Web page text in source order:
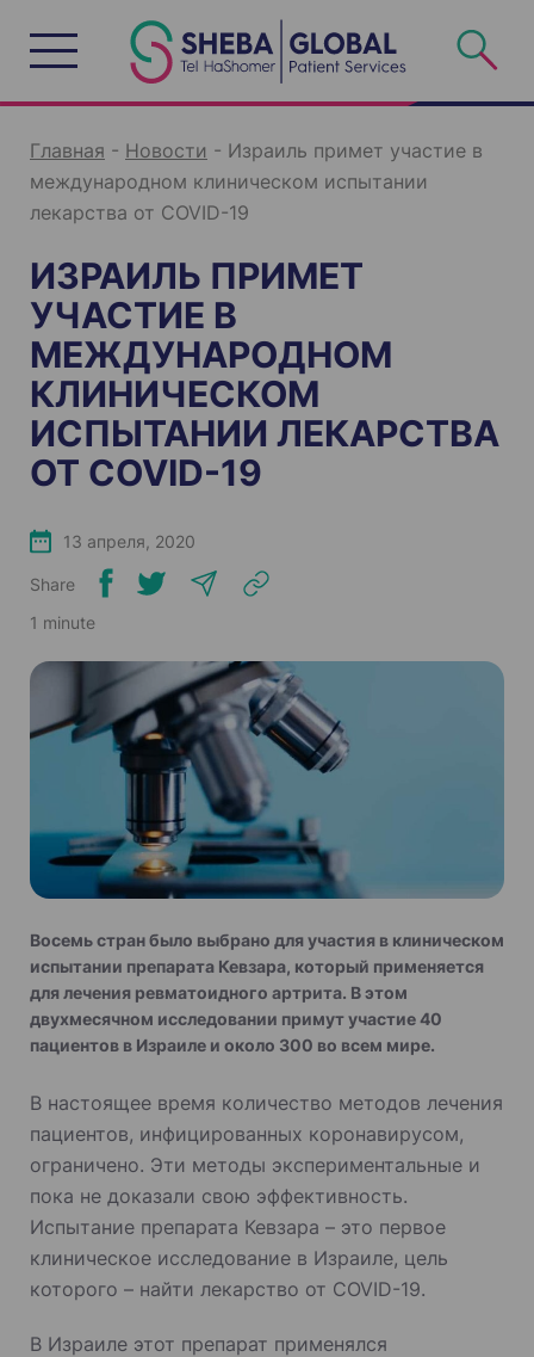
c
Главная - Новости - Израиль примет участие в
международном клиническом испытании
лекарства от COVID-19
ИЗРАИЛЬ ПРИМЕТ
УЧАСТИЕ В
МЕЖДУНАРОДНОМ
КЛИНИЧЕСКОМ
ИСПЫТАНИИ ЛЕКАРСТВА
ОТ COVID-19
13 апреля, 2020
Share
1 minute
Восемь стран было выбрано для участия в клиническом
испытании препарата Кевзара, который применяется
для лечения ревматоидного артрита. В этом
двухмесячном исследовании примут участие 40
пациентов в Израиле и около 300 во всем мире.
В настоящее время количество методов лечения
пациентов, инфицированных коронавирусом,
ограничено. Эти методы экспериментальные и
пока не доказали свою эффективность.
Испытание препарата Кевзара – это первое
клиническое исследование в Израиле, цель
которого – найти лекарство от COVID-19.
В Израиле этот препарат применялся